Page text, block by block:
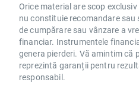
Orice material are scop
nu constituie recomandare
de cumpărare sau vânzare a
financiar. Instrumentele
genera pierderi. Vă amintim că
reprezintă garanții pentru
responsabil.